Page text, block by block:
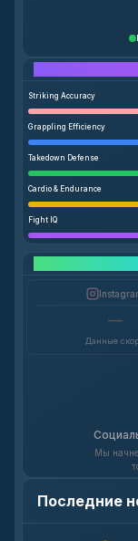
Striking Accuracy
Grappling Efficiency
Takedown Defense
Cardio & Endurance
Fight IQ
—
Данные
Мы
Последние